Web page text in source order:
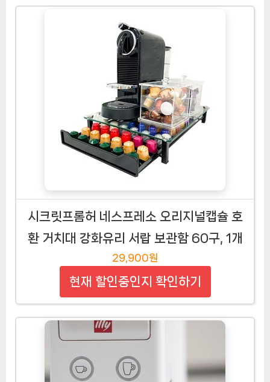
시크릿프롬허 네스프레소 오리지널캡슐 호
환 거치대 강화유리 서랍 보관함 60구, 1개
29,900원
현재 할인중인지 확인하기